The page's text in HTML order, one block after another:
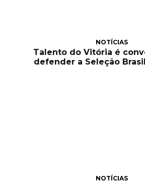
NOTÍCIAS
Talento do Vitória é
defender a Seleção
NOTÍCIAS